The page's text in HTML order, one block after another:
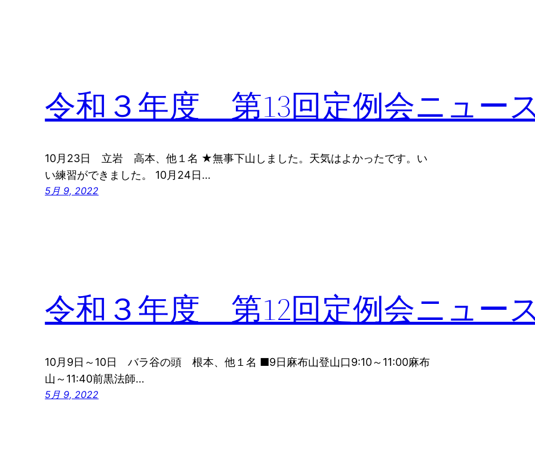
令和３年度 第13回定例会ニュー
10月23日 立岩 高本、他１名 ★無事下山しました。天気はよかったです。い
い練習ができました。 10月24日…
5月 9, 2022
令和３年度 第12回定例会ニュー
10月9日～10日 バラ谷の頭 根本、他１名 ■9日麻布山登山口9:10～11:00麻布
山～11:40前黒法師…
5月 9, 2022